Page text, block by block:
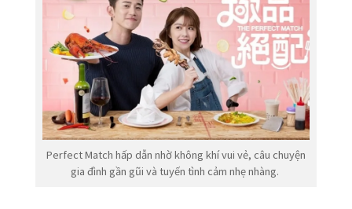
Perfect Match hấp dẫn nhờ không khí vui vẻ, câu chuyện
gia đình gần gũi và tuyến tình cảm nhẹ nhàng.